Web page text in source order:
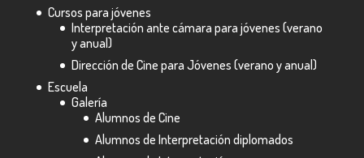
Cursos para jóvenes
Interpretación ante cámara para jóvenes (verano
y anual)
Dirección de Cine para Jóvenes (verano y anual)
Escuela
Galería
Alumnos de Cine
Alumnos de Interpretación diplomados